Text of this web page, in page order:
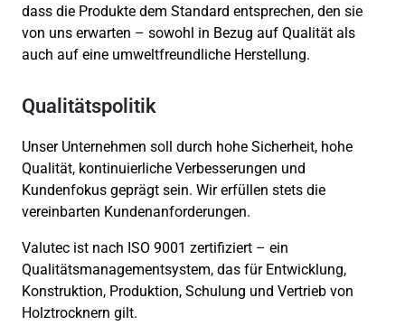
dass die Produkte dem Standard entsprechen, den sie
von uns erwarten – sowohl in Bezug auf Qualität als
auch auf eine umweltfreundliche Herstellung.
Qualitätspolitik
Unser Unternehmen soll durch hohe Sicherheit, hohe
Qualität, kontinuierliche Verbesserungen und
Kundenfokus geprägt sein. Wir erfüllen stets die
vereinbarten Kundenanforderungen.
Valutec ist nach ISO 9001 zertifiziert – ein
Qualitätsmanagementsystem, das für Entwicklung,
Konstruktion, Produktion, Schulung und Vertrieb von
Holztrocknern gilt.